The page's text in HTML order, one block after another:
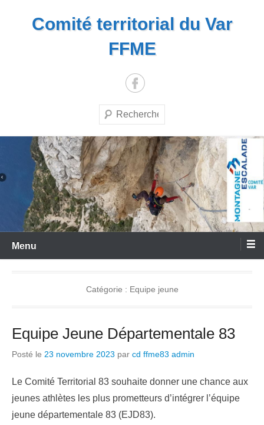
Comité territorial du Var
FFME
Recherche
Menu
Catégorie : Equipe jeune
Equipe Jeune Départementale 83
Posté le 23 novembre 2023 par cd ffme83 admin
Le Comité Territorial 83 souhaite donner une chance aux
jeunes athlètes les plus prometteurs d’intégrer l’équipe
jeune départementale 83 (EJD83).